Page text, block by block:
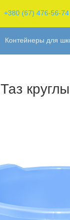
+380 (67) 476-56-74
Контейнеры для
Таз